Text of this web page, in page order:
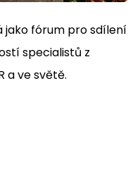
jako fórum pro sdílení
specialistů z
a ve světě.